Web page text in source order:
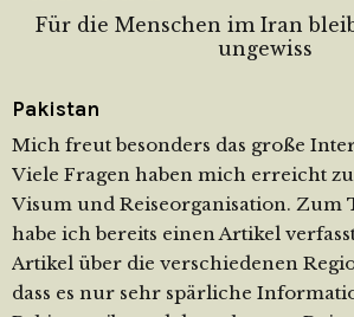
Für die Menschen im Iran
ungewiss
Pakistan
Mich freut besonders das große
Viele Fragen haben mich erreicht
Visum und Reiseorganisation. Zum
habe ich bereits einen Artikel
Artikel über die verschiedenen
dass es nur sehr spärliche